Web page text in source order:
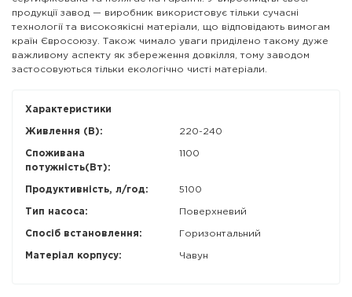
продукції завод — виробник використовує тільки сучасні
технології та високоякісні матеріали, що відповідають вимогам
країн Євросоюзу. Також чимало уваги приділено такому дуже
важливому аспекту як збереження довкілля, тому заводом
застосовуються тільки екологічно чисті матеріали.
Характеристики
Живлення (В): 220-240
Споживана
потужність(Вт):
1100
Продуктивність, л/год: 5100
Тип насоса: Поверхневий
Спосіб встановлення: Горизонтальний
Матеріал корпусу: Чавун